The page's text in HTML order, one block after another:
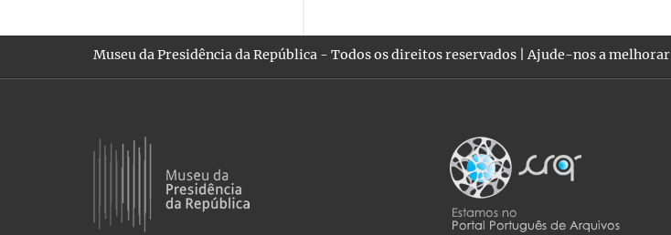
Museu da Presidência da República - Todos os direitos reservados |Ajude-nos a melhorar